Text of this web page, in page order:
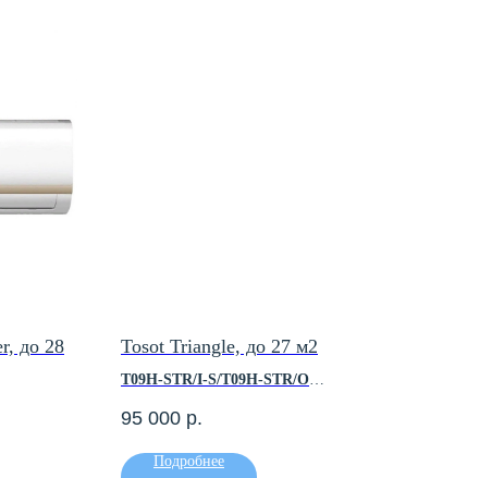
до 28
Tosot Triangle, до 27 м2
T09H-STR/I-S/T09H-STR/O
Площадь помещения, м2 — до 35
Теплопроизводительность, кВт — 3.60
95 000 р.
Подробнее